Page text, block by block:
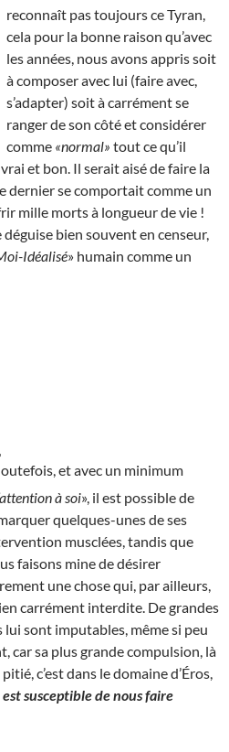
reconnaît pas toujours ce Tyran,
cela pour la bonne raison qu’avec
les années, nous avons appris soit
à composer avec lui (faire avec,
s’adapter) soit à carrément se
ranger de son côté et considérer
comme «normal» tout ce qu’il
et bon. Il serait aisé de faire la
dernier se comportait comme un
mille morts à longueur de vie !
déguise bien souvent en censeur,
Idéalisé» humain comme un
outefois, et avec un minimum
à soi», il est possible de
quelques-unes de ses
musclées, tandis que
faisons mine de désirer
une chose qui, par ailleurs,
carrément interdite. De grandes
sont imputables, même si peu
car sa plus grande compulsion, là
c’est dans le domaine d’Éros,
susceptible de nous faire